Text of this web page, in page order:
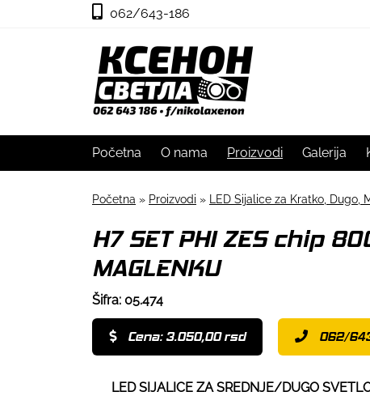
062/643-186
Početna O nama Proizvodi Galerija
Početna » Proizvodi » LED Sijalice za Kratko,
H7 SET PHI ZES chip
MAGLENKU
Šifra: 05.474
Cena: 3.050,00 rsd 062/
LED SIJALICE ZA SREDNJE/DUGO